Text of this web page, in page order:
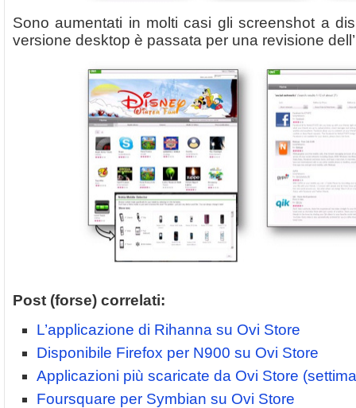
Sono aumentati in molti casi gli screenshot a
versione desktop è passata per una revisione
Post (forse) correlati:
L’applicazione di Rihanna su Ovi Store
Disponibile Firefox per N900 su Ovi Store
Applicazioni più scaricate da Ovi Store
Foursquare per Symbian su Ovi Store